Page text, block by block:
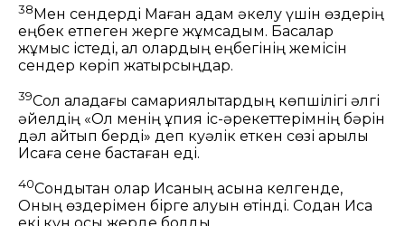
38 Мен сендерді Маған адам әкелу үшін өздерің
еңбек етпеген жерге жұмсадым. Басқалар
жұмыс істеді, ал олардың еңбегінің жемісін
сендер көріп жатырсыңдар.
39Сол қаладағы самариялықтардың көпшілігі әлгі
әйелдің «Ол менің құпия іс-әрекеттерімнің бәрін
дәл айтып берді» деп куәлік еткен сөзі арқылы
Исаға сене бастаған еді.
40Сондықтан олар Исаның қасына келгенде,
Оның өздерімен бірге қалуын өтінді. Содан Иса